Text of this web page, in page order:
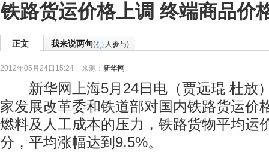
铁路货运价格上调 终端商品价
正文 我来说两句( 人参与)
2012年05月24日15:24 来源： 新华网
新华网上海5月24日电（贾远琨 杜放
家发展改革委和铁道部对国内铁路货运价
燃料及人工成本的压力，铁路货物平均运
分，平均涨幅达到9.5%。